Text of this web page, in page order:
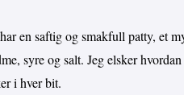
en saftig og smakfull patty, et
syre og salt. Jeg elsker
i hver bit.